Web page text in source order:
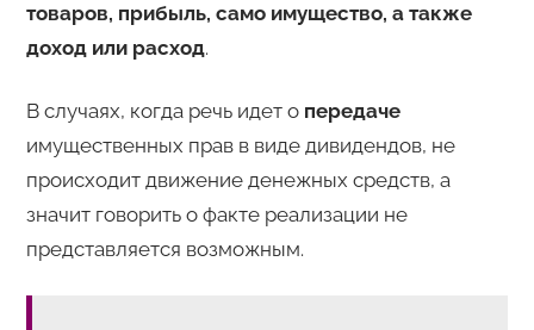
товаров, прибыль, само имущество, а также
доход или расход.
В случаях, когда речь идет опередаче
имущественных прав в виде дивидендов, не
происходит движение денежных средств, а
значит говорить о факте реализации не
представляется возможным.